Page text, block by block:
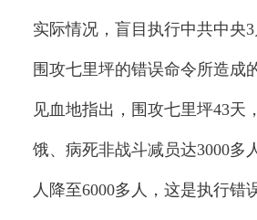
实际情况，盲目执行中共中央
围攻七里坪的错误命令所造成
见血地指出，围攻七里坪43天
饿、病死非战斗减员达3000多
人降至6000多人，这是执行错